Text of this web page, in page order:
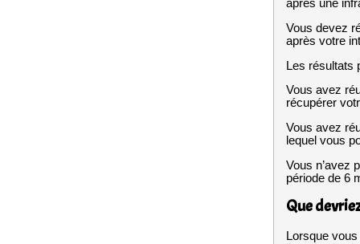
après une
Vous devez
après votre
Les résultats
Vous avez
récupérer
Vous avez
lequel vous
Vous n’avez
période de 6
Que
Lorsque